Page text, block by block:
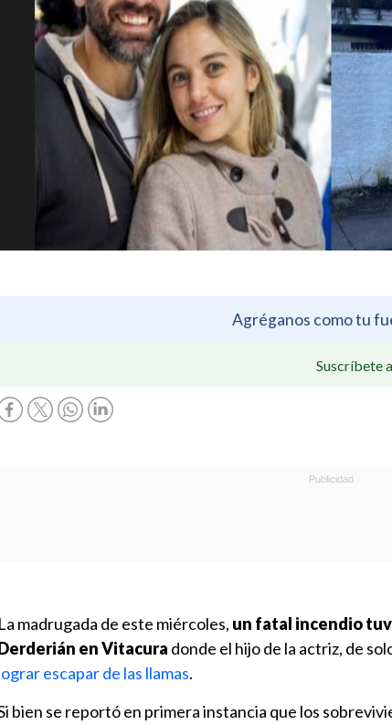
Agréganos como tu
Suscríbete
La madrugada de este miércoles, un fatal incendio
en Vitacura donde el hijo de la actriz, de
escapar de las llamas.
bien se reportó en primera instancia que los